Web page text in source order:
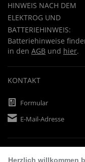
HINWEIS NACH DEM
ELEKTROG UND
BATTERIEHINWEIS:
Batteriehinweise
in den AGB und hier.
KONTAKT
Formular
E-Mail-Adresse
Herzlich willkommen